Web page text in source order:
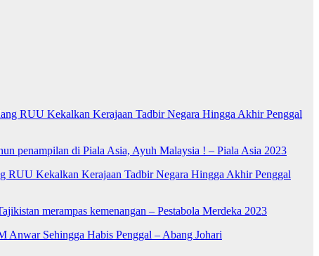
RUU Kekalkan Kerajaan Tadbir Negara Hingga Akhir Penggal
penampilan di Piala Asia, Ayuh Malaysia ! – Piala Asia 2023
RUU Kekalkan Kerajaan Tadbir Negara Hingga Akhir Penggal
merampas kemenangan – Pestabola Merdeka 2023
Anwar Sehingga Habis Penggal – Abang Johari